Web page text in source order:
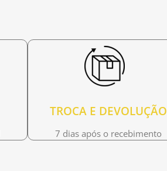
TROCA E DEVOLUÇÃO
7 dias após o recebimento